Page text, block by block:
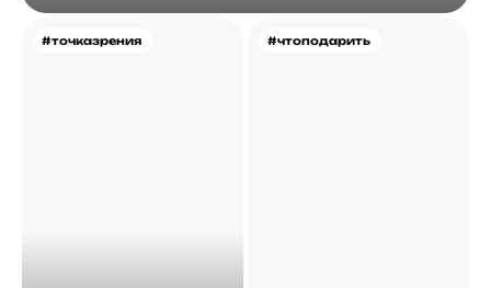
#точказрения #чтоподарить